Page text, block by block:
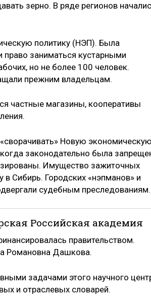
зерно. В ряде регионов
политику (НЭП). Была
право заниматься кустарными
но не более 100 человек.
прежним владельцам.
частные магазины, кооперативы
Новую
законодательно была
Имущество зажиточных
в Сибирь. Городских «нэпманов» и
судебным
Российская академия
правительством.
Романовна Дашкова.
задачами этого научного
и отраслевых словарей.